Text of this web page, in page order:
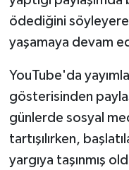
ödediğini
yaşamaya devam
YouTube'da
gösterisinden
günlerde sosyal
tartışılırken,
yargıya taşınmış